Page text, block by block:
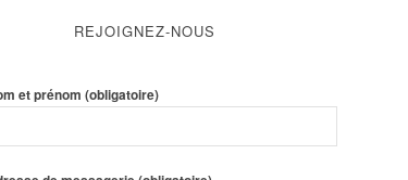
REJOIGNEZ-NOUS
et prénom (obligatoire)